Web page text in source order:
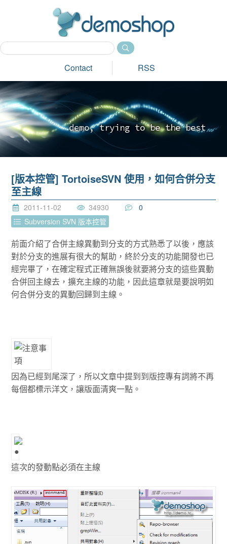
Contact RSS
demo, tryi ng to be the best_
[版本控管] TortoiseSVN 使用，如何合併分支
至主線
2011-11-02 34930
0
Subversion SVN 版本控管
前面介紹了合併主線異動到分支的方式熟悉了以後，應該
對於分支的進展有很大的幫助，終於分支的功能開發也已
經完畢了，在確定程式正確無誤後就要將分支的這些異動
合併回主線去，擴充主線的功能，因此這章就是要說明如
何合併分支的異動回歸到主線。
因為已經到尾深了，所以文章中提到到版控專有詞將不再
每個都標示洋文，讓版面清爽一點。
這次的發動點必須在主線